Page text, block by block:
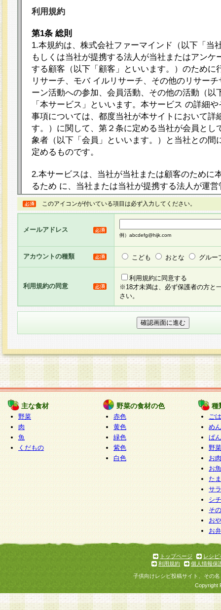
利用規約
第1条 総則
1.本規約は、株式会社ファーマインド（以下「当
もしくは当社が提携する法人が当社またはアンケ
する顧客（以下「顧客」といいます。）のために
リサーチ、モバ イルリサーチ、その他のリサー
ーン活動への参加、会員活動、その他の活動（以
「本サービス」といいます。本サービス の詳細
事項については、都度当社が本サイトにおいて詳
す。）に関して、第２条に定める当社が会員とし
象者（以下「会員」といいます。）と当社との間
定めるものです。
2.本サービスは、当社が当社または顧客のために
るため に、当社または当社が提携する法人が運
ト（以下「本サイト」といいます。）上に本サー
ージを設け、会員がアンケー ト調査に回答する
し、その結果を当社が集計・分析その他の利用を
るものです。なお、本サービスは、それぞれの目
員に対して本サービスの依頼を行うこともあり、
た全ての会員に対して本サービスの依頼をすると
りま す。
3.当社は、会員の事前の承諾を得ることなく、当
方 法・手段にて、本規約を任意に制定、変更ま
きるものとします。改定後の本規約等は、本規約
に掲示したときに、その 他の諸規定については
てその効力を生じるものとします。
4.本規約は、会員登録希望者による会員登録手続
の当社による会員登録の承認が完了した時点で会
たものとみなされ、会員に対して適用されるもの
5.当社がお聞きする個人情報は、すべて会員登録
で提 供いただいたものと考えております。従っ
自らの個人情報の提供を希望されない場合には、
をお預かりいたしません が、提供されないこと
商品やサービス等をご利用いただけない場合があ
了承ください。
6.当社は、お客様から当社が保有している個人情
加・ 利用停止等を求められた場合には、ご本人
て確認できた場合に限り、法令に準拠して合理的
いただきます。なお、開示 請求等の請求先は個
ります。
1.会員とは、本規約等を承諾のうえ、当社所定の
了し、当社が承認した者、グループとします。な
が以下に該当する場合は会員登録をすることがで
このアイコンが付いている項目は必ず入力してください。
メールアドレス
例）abcdefg@hijk.com
アカウントの種類 こども おとな グルー
利用規約の同意
利用規約に同意する
※18才未満は、必ず保護者の方と
さい。
主な食材
野菜
肉
魚
くだもの
野菜の食材の色
赤色
黄色
緑色
紫色
白色
種
ご
めん
ぱん
野
お
お
た
サ
シ
そ
お
お
トップページ
レシピ
利用規約
個人情報保
子供向けレシピ投稿サイト、その
Copyright